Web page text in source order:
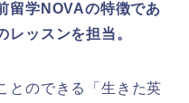
留学NOVAの特徴であ
レッスンを担当。
とのできる「生きた英